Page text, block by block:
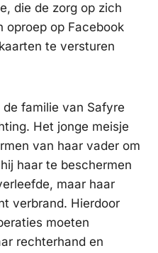
die de zorg op zich
oproep op Facebook
te versturen
familie van Safyre
Het jonge meisje
van haar vader om
haar te beschermen
maar haar
verbrand. Hierdoor
moeten
rechterhand en